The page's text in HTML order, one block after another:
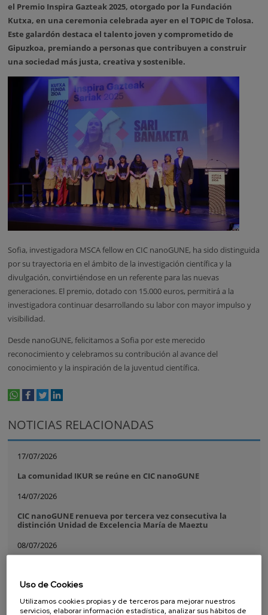
el Premio Inspira Gazteak 2025, otorgado por la Fundación
Kutxa, en una ceremonia celebrada ayer en el TOPIC de Tolosa.
Este galardón destaca el talento joven y comprometido de
Gipuzkoa, premiando a personas que contribuyen a construir
una sociedad más justa, creativa y sostenible.
Sofia, investigadora MSCA fellow en CIC nanoGUNE, ha sido distinguida
por su trayectoria en el ámbito de la investigación científica y la
divulgación, convirtiéndose en un referente para las nuevas
generaciones. El premio, dotado con 15.000 euros, permitirá a la
investigadora continuar desarrollando su labor con mayor impulso y
visibilidad.
Desde nanoGUNE, felicitamos a Sofia por este merecido
reconocimiento y celebramos su contribución al avance del
conocimiento y la inspiración de la juventud científica.
NOTICIAS RELACIONADAS
17/07/2026
La comunidad IKUR se reúne en CIC nanoGUNE
14/07/2026
CIC nanoGUNE renueva por tercera vez consecutiva la
distinción Unidad de Excelencia María de Maeztu
08/07/2026
07/07/2026
A new ultra-compact sensor paves the way for more
Uso de Cookies
Utilizamos cookies propias y de terceros para mejorar nuestros
servicios, elaborar información estadística, analizar sus hábitos de